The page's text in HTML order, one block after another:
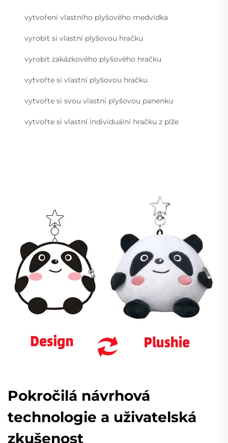
vytvoření vlastního plyšového medvídka
vyrobit si vlastní plyšovou hračku
vyrobit zakázkového plyšového hračku
vytvořte si vlastní plyšovou hračku
vytvořte si svou vlastní plyšovou panenku
vytvořte si vlastní individuální hračku z plže
Pokročilá návrhová
technologie a uživatelská
zkušenost